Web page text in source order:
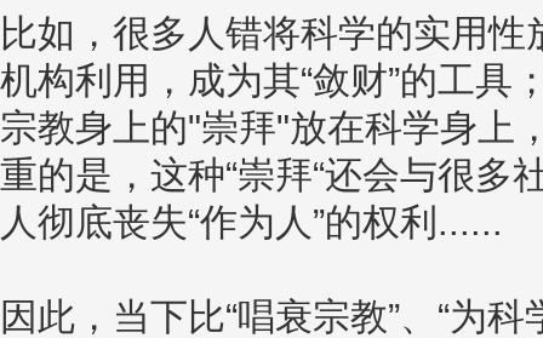
比如，很多人错将科学的实用
机构利用，成为其“敛财”的工具
宗教身上的"崇拜"放在科学身上
重的是，这种“崇拜“还会与很多
人彻底丧失“作为人”的权利......
因此，当下比“唱衰宗教”、“为